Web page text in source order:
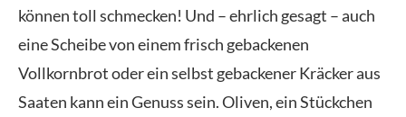
können toll schmecken! Und – ehrlich gesagt – auch
eine Scheibe von einem frisch gebackenen
Vollkornbrot oder ein selbst gebackener Kräcker aus
Saaten kann ein Genuss sein. Oliven, ein Stückchen